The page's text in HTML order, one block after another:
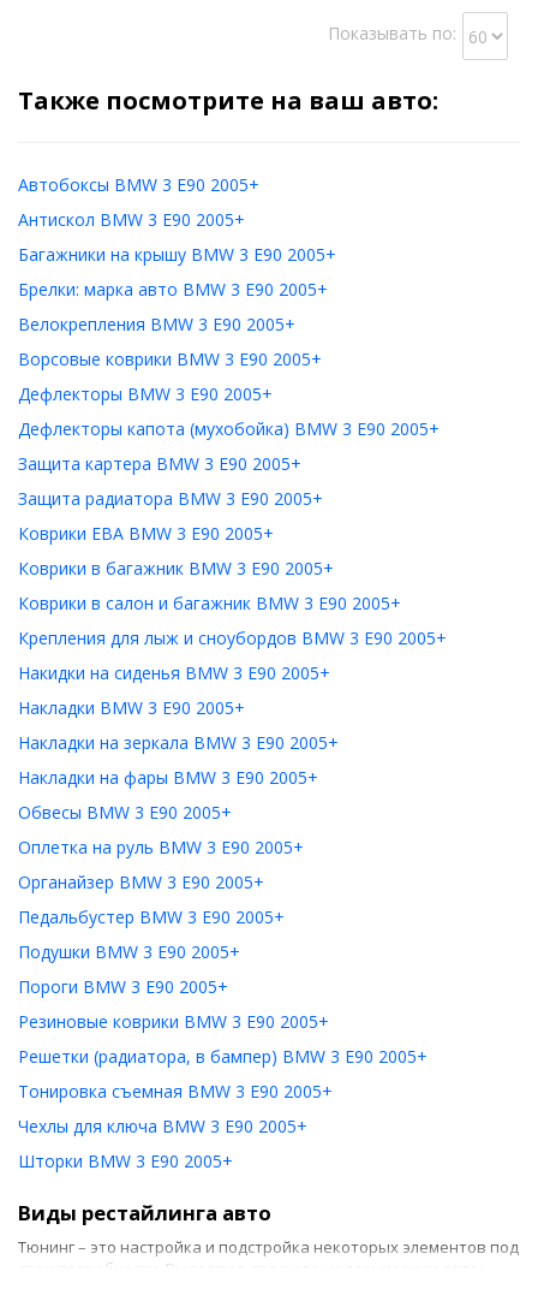
Показывать по:
Также посмотрите на ваш авто:
Автобоксы BMW 3 E90 2005+
Антискол BMW 3 E90 2005+
Багажники на крышу BMW 3 E90 2005+
Брелки: марка авто BMW 3 E90 2005+
Велокрепления BMW 3 E90 2005+
Ворсовые коврики BMW 3 E90 2005+
Дефлекторы BMW 3 E90 2005+
Дефлекторы капота (мухобойка) BMW 3 E90 2005+
Защита картера BMW 3 E90 2005+
Защита радиатора BMW 3 E90 2005+
Коврики ЕВА BMW 3 E90 2005+
Коврики в багажник BMW 3 E90 2005+
Коврики в салон и багажник BMW 3 E90 2005+
Крепления для лыж и сноубордов BMW 3 E90 2005+
Накидки на сиденья BMW 3 E90 2005+
Накладки BMW 3 E90 2005+
Накладки на зеркала BMW 3 E90 2005+
Накладки на фары BMW 3 E90 2005+
Обвесы BMW 3 E90 2005+
Оплетка на руль BMW 3 E90 2005+
Органайзер BMW 3 E90 2005+
Педальбустер BMW 3 E90 2005+
Подушки BMW 3 E90 2005+
Пороги BMW 3 E90 2005+
Резиновые коврики BMW 3 E90 2005+
Решетки (радиатора, в бампер) BMW 3 E90 2005+
Тонировка съемная BMW 3 E90 2005+
Чехлы для ключа BMW 3 E90 2005+
Шторки BMW 3 E90 2005+
Виды рестайлинга авто
Тюнинг – это настройка и подстройка некоторых элементов под
свои потребности. Выделяют два вида модернизации авто: